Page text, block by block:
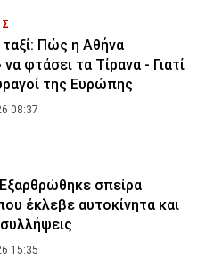
ταξί: Πώς η Αθήνα
να φτάσει τα Τίρανα - Γιατί
της Ευρώπης
08:37
σπείρα
έκλεβε αυτοκίνητα και
15:35